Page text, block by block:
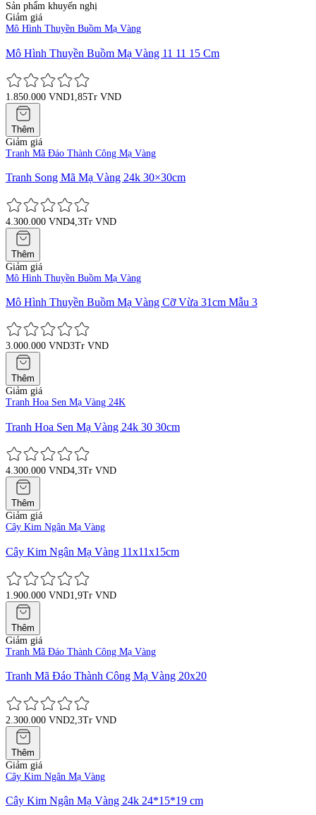
Sản phẩm khuyến nghị
Giảm giá
Mô Hình Thuyền Buồm Mạ Vàng
Mô Hình Thuyền Buồm Mạ Vàng 11 11 15 Cm
1.850.000 VND1,85Tr VND
Thêm
Giảm giá
Tranh Mã Đáo Thành Công Mạ Vàng
Tranh Song Mã Mạ Vàng 24k 30×30cm
4.300.000 VND4,3Tr VND
Thêm
Giảm giá
Mô Hình Thuyền Buồm Mạ Vàng
Mô Hình Thuyền Buồm Mạ Vàng Cỡ Vừa 31cm Mẫu 3
3.000.000 VND3Tr VND
Thêm
Giảm giá
Tranh Hoa Sen Mạ Vàng 24K
Tranh Hoa Sen Mạ Vàng 24k 30 30cm
4.300.000 VND4,3Tr VND
Thêm
Giảm giá
Cây Kim Ngân Mạ Vàng
Cây Kim Ngân Mạ Vàng 11x11x15cm
1.900.000 VND1,9Tr VND
Thêm
Giảm giá
Tranh Mã Đáo Thành Công Mạ Vàng
Tranh Mã Đáo Thành Công Mạ Vàng 20x20
2.300.000 VND2,3Tr VND
Thêm
Giảm giá
Cây Kim Ngân Mạ Vàng
Cây Kim Ngân Mạ Vàng 24k 24*15*19 cm